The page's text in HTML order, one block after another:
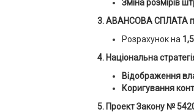
Зміна розмірів
3. АВАНСОВА СПЛАТА
Розрахунок на
4. Національна
Відображення
Коригування
5. Проект Закону №